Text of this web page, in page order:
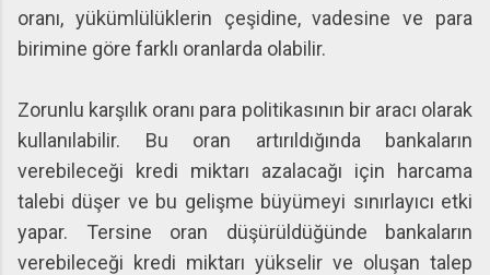
oranı, yükümlülüklerin çeşidine, vadesine ve para
birimine göre farklı oranlarda olabilir.
Zorunlu karşılık oranı para politikasının bir aracı olarak
kullanılabilir. Bu oran artırıldığında bankaların
verebileceği kredi miktarı azalacağı için harcama
talebi düşer ve bu gelişme büyümeyi sınırlayıcı etki
yapar. Tersine oran düşürüldüğünde bankaların
verebileceği kredi miktarı yükselir ve oluşan talep